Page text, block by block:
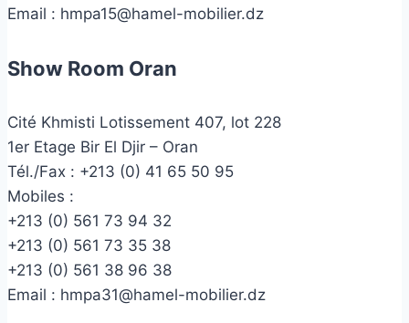
Email : hmpa15@hamel-mobilier.dz
Show Room Oran
Cité Khmisti Lotissement 407, lot 228
1er Etage Bir El Djir – Oran
Tél./Fax : +213 (0) 41 65 50 95
Mobiles :
+213 (0) 561 73 94 32
+213 (0) 561 73 35 38
+213 (0) 561 38 96 38
Email : hmpa31@hamel-mobilier.dz